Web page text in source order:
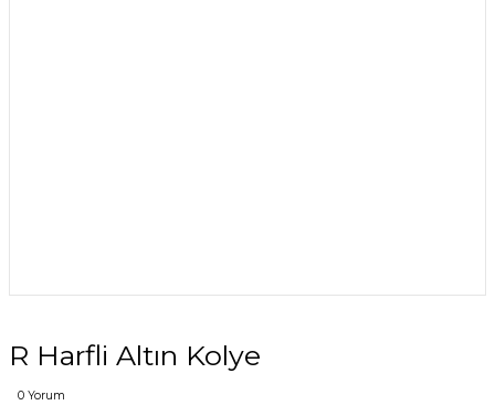
R Harfli Altın Kolye
0 Yorum